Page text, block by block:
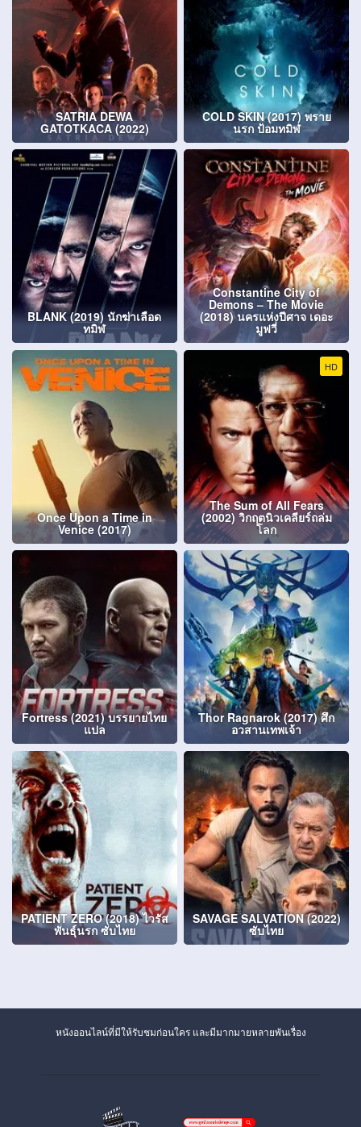
SATRIA DEWA
GATOTKACA (2022)
COLD SKIN (2017) พราย
นรก ป้อมทมิฬ
BLANK (2019) นักฆ่าเลือด
ทมิฬ
Constantine City of
Demons – The Movie
(2018) นครแห่งปีศาจ เดอะ
มูฟวี่
Once Upon a Time in
Venice (2017)
HD
The Sum of All Fears
(2002) วิกฤตนิวเคลียร์ถล่ม
โลก
Fortress (2021) บรรยายไทย
แปล
Thor Ragnarok (2017) ศึก
อวสานเทพเจ้า
PATIENT ZERO (2018) ไวรัส
พันธุ์นรก ซับไทย
SAVAGE SALVATION (2022)
ซับไทย
หนังออนไลน์ที่มีให้รับชมก่อนใคร และมีมากมายหลายพันเรื่อง